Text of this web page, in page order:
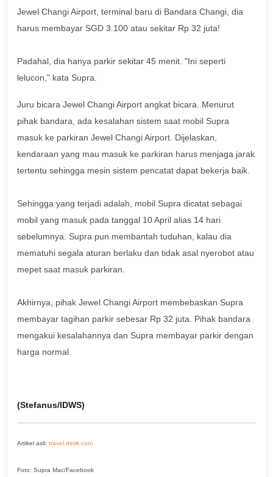
Jewel Changi Airport, terminal baru di Bandara Changi, dia
harus membayar SGD 3.100 atau sekitar Rp 32 juta!
Padahal, dia hanya parkir sekitar 45 menit. "Ini seperti
lelucon," kata Supra.
Juru bicara Jewel Changi Airport angkat bicara. Menurut
pihak bandara, ada kesalahan sistem saat mobil Supra
masuk ke parkiran Jewel Changi Airport. Dijelaskan,
kendaraan yang mau masuk ke parkiran harus menjaga jarak
tertentu sehingga mesin sistem pencatat dapat bekerja baik.
Sehingga yang terjadi adalah, mobil Supra dicatat sebagai
mobil yang masuk pada tanggal 10 April alias 14 hari
sebelumnya. Supra pun membantah tuduhan, kalau dia
mematuhi segala aturan berlaku dan tidak asal nyerobot atau
mepet saat masuk parkiran.
Akhirnya, pihak Jewel Changi Airport membebaskan Supra
membayar tagihan parkir sebesar Rp 32 juta. Pihak bandara
mengakui kesalahannya dan Supra membayar parkir dengan
harga normal.
(Stefanus/IDWS)
Artikel asli: travel.detik.com
Foto: Supra Mac/Facebook